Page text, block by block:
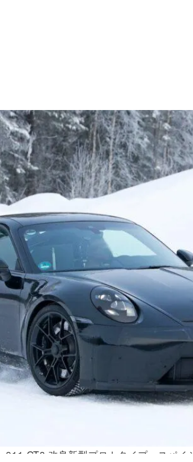
911 GT3 改良新型プロトタイプ スパイ